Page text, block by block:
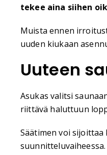
tekee aina siihen
Muista ennen
uuden kiukaan
Uuteen
Asukas valitsi
riittävä haluttuun
Säätimen voi